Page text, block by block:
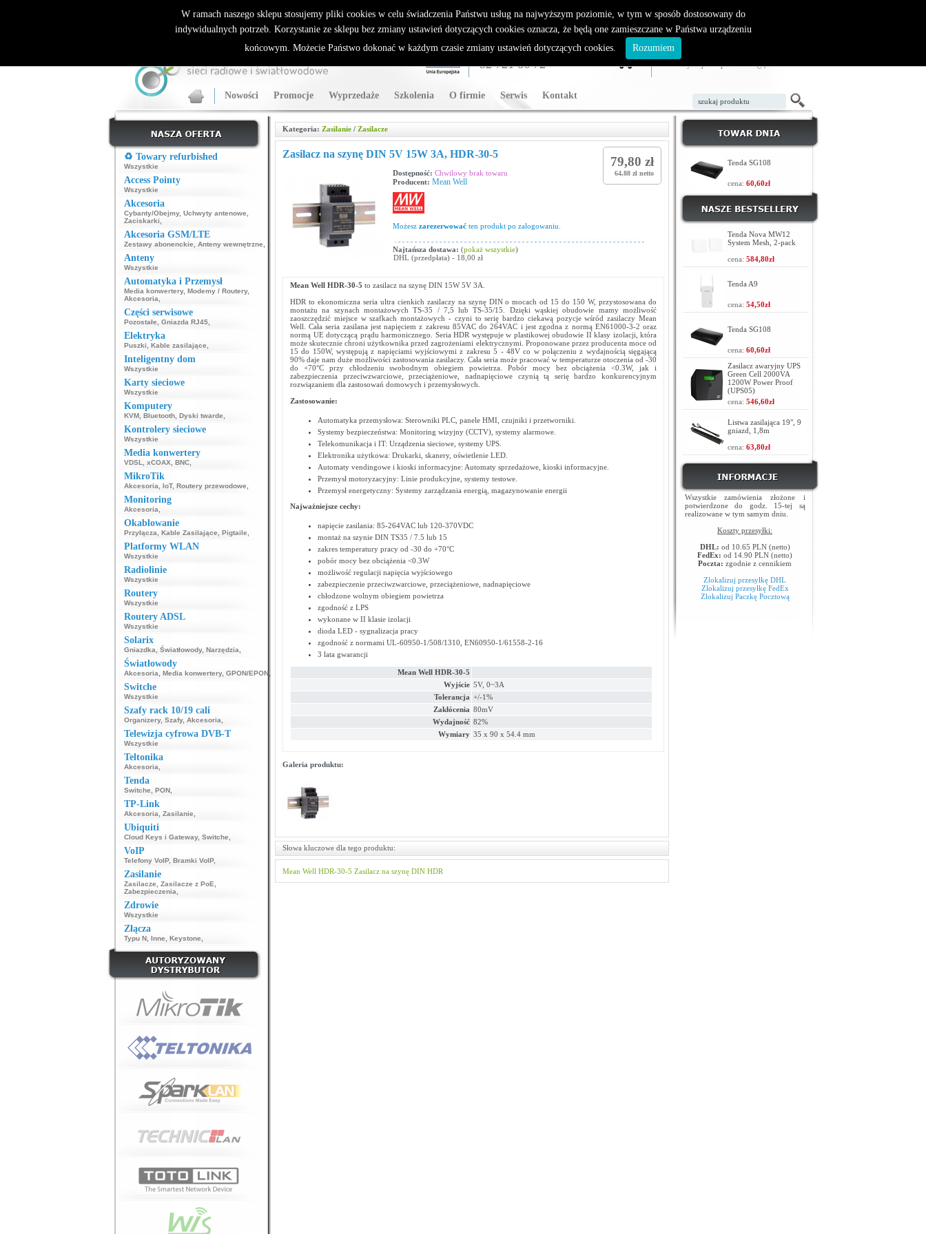
ALLNET.PL Sieci bezprzewodowe - generalny dystrybutor Sparklan
Nowości Promocje Wyprzedaże Szkolenia O firmie Serwis Kontakt
WSPARCIE TECHNICZNE
32 721 86 72
TWÓJ KOSZYK
W koszyku jest 0 produktów(y)
ZAŁÓŻ KONTO LOGOWANIE
♻️ Towary refurbished
Wszystkie
Access Pointy
Wszystkie
Akcesoria
Cybanty/Obejmy, Uchwyty antenowe
Zaciskarki
Akcesoria GSM/LTE
Zestawy abonenckie Anteny wewnętrzne
Anteny
Wszystkie
Automatyka i Przemysł
Media konwertery, Modemy / Routery,
Akcesoria
Części serwisowe
Pozostałe Gniazda RJ45,
Elektryka
Puszki Kable zasilające
Inteligentny dom
Wszystkie
Karty sieciowe
Wszystkie
Komputery
KVM, Bluetooth, Dyski twarde
Kontrolery sieciowe
Wszystkie
Media konwertery
VDSL xCOAX BNC,
MikroTik
Akcesoria IoT, Routery przewodowe
Monitoring
Akcesoria
Okablowanie
Przyłącza Kable Zasilające Pigtaile
Platformy WLAN
Wszystkie
Radiolinie
Wszystkie
Routery
Wszystkie
Routery ADSL
Wszystkie
Solarix
Gniazdka Światłowody, Narzędzia
Światłowody
Akcesoria Media konwertery, GPON/EPON,
Switche
Wszystkie
Szafy rack 10/19 cali
Organizery, Szafy, Akcesoria
Telewizja cyfrowa DVB-T
Wszystkie
Teltonika
Akcesoria
Tenda
Switche PON,
TP-Link
Akcesoria Zasilanie
Ubiquiti
Cloud Keys i Gateway, Switche
VoIP
Telefony VoIP, Bramki VoIP,
Zasilanie
Zasilacze Zasilacze z PoE
Zabezpieczenia
Zdrowie
Wszystkie
Złącza
Typu N, Inne Keystone
Kategoria: Zasilanie / Zasilacze
Zasilacz na szynę DIN 5V 15W 3A, HDR-30-5
79,80 zł
64,88 zł netto
Dostępność: Chwilowy brak towaru
Producent: Mean Well
Możesz zarezerwować ten produkt po zalogowaniu.
Najtańsza dostawa: (pokaż wszystkie)
DHL (przedpłata) - 18,00 zł
Mean Well HDR-30-5 to zasilacz na szynę DIN 15W 5V 3A.
HDR to ekonomiczna seria ultra cienkich zasilaczy na szynę DIN o mocach od 15 do 150 W, przystosowana do
montażu na szynach montażowych TS-35 / 7,5 lub TS-35/15. Dzięki wąskiej obudowie mamy możliwość
zaoszczędzić miejsce w szafkach montażowych - czyni to serię bardzo ciekawą pozycje wśród zasilaczy Mean
Well. Cała seria zasilana jest napięciem z zakresu 85VAC do 264VAC i jest zgodna z normą EN61000-3-2 oraz
normą UE dotyczącą prądu harmonicznego. Seria HDR występuje w plastikowej obudowie II klasy izolacji, która
może skutecznie chroni użytkownika przed zagrożeniami elektrycznymi. Proponowane przez producenta moce od
15 do 150W, występują z napięciami wyjściowymi z zakresu 5 - 48V co w połączeniu z wydajnością sięgającą
90% daje nam duże możliwości zastosowania zasilaczy. Cała seria może pracować w temperaturze otoczenia od -30
do +70°C przy chłodzeniu swobodnym obiegiem powietrza. Pobór mocy bez obciążenia <0.3W, jak i
zabezpieczenia przeciwzwarciowe, przeciążeniowe, nadnapięciowe czynią tą serię bardzo konkurencyjnym
rozwiązaniem dla zastosowań domowych i przemysłowych.
Zastosowanie:
Automatyka przemysłowa: Sterowniki PLC, panele HMI, czujniki i przetworniki.
Systemy bezpieczeństwa: Monitoring wizyjny (CCTV), systemy alarmowe.
Telekomunikacja i IT: Urządzenia sieciowe, systemy UPS.
Elektronika użytkowa: Drukarki, skanery, oświetlenie LED.
Automaty vendingowe i kioski informacyjne: Automaty sprzedażowe, kioski informacyjne.
Przemysł motoryzacyjny: Linie produkcyjne, systemy testowe.
Przemysł energetyczny: Systemy zarządzania energią, magazynowanie energii
Najważniejsze cechy:
napięcie zasilania: 85-264VAC lub 120-370VDC
montaż na szynie DIN TS35 / 7.5 lub 15
zakres temperatury pracy od -30 do +70°C
pobór mocy bez obciążenia <0.3W
możliwość regulacji napięcia wyjściowego
zabezpieczenie przeciwzwarciowe, przeciążeniowe, nadnapięciowe
chłodzone wolnym obiegiem powietrza
zgodność z LPS
wykonane w II klasie izolacji
dioda LED - sygnalizacja pracy
zgodność z normami UL-60950-1/508/1310, EN60950-1/61558-2-16
3 lata gwarancji
Mean Well HDR-30-5
Wyjście 5V, 0~3A
Tolerancja +/-1%
Zakłócenia 80mV
Wydajność 82%
Wymiary 35 x 90 x 54.4 mm
Galeria produktu:
Słowa kluczowe dla tego produktu:
Mean Well HDR-30-5 Zasilacz na szynę DIN HDR
Tenda SG108
cena: 60,60zł
Tenda Nova MW12
System Mesh, 2-pack
cena: 584,80zł
Tenda A9
cena: 54,50zł
Tenda SG108
cena: 60,60zł
Zasilacz awaryjny UPS
Green Cell 2000VA
1200W Power Proof
(UPS05)
cena: 546,60zł
Listwa zasilająca 19", 9
gniazd, 1,8m
cena: 63,80zł
Wszystkie zamówienia złożone i
potwierdzone do godz. 15-tej są
realizowane w tym samym dniu.
Koszty przesyłki:
DHL: od 10.65 PLN (netto)
FedEx: od 14.90 PLN (netto)
Poczta: zgodnie z cennikiem
Zlokalizuj przesyłkę DHL
Zlokalizuj przesyłkę FedEx
Zlokalizuj Paczkę Pocztową
W ramach naszego sklepu stosujemy pliki cookies w celu świadczenia Państwu usług na najwyższym poziomie, w tym w sposób dostosowany do
indywidualnych potrzeb. Korzystanie ze sklepu bez zmiany ustawień dotyczących cookies oznacza, że będą one zamieszczane w Państwa urządzeniu
końcowym. Możecie Państwo dokonać w każdym czasie zmiany ustawień dotyczących cookies.
Rozumiem